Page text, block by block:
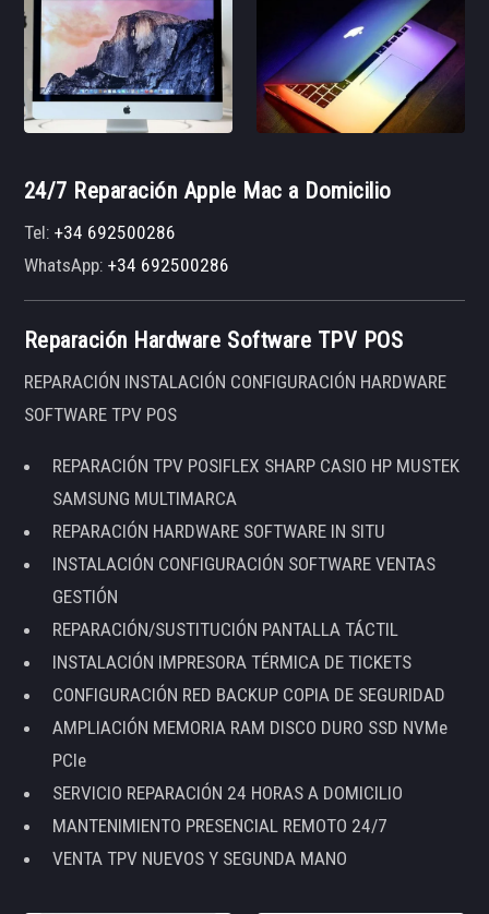
24/7 Reparación Apple Mac a Domicilio
Tel:+34 692500286
WhatsApp:+34 692500286
Reparación Hardware Software TPV POS
REPARACIÓN INSTALACIÓN CONFIGURACIÓN HARDWARE
SOFTWARE TPV POS
REPARACIÓN TPV POSIFLEX SHARP CASIO HP MUSTEK
SAMSUNG MULTIMARCA
REPARACIÓN HARDWARE SOFTWARE IN SITU
INSTALACIÓN CONFIGURACIÓN SOFTWARE VENTAS
GESTIÓN
REPARACIÓN/SUSTITUCIÓN PANTALLA TÁCTIL
INSTALACIÓN IMPRESORA TÉRMICA DE TICKETS
CONFIGURACIÓN RED BACKUP COPIA DE SEGURIDAD
AMPLIACIÓN MEMORIA RAM DISCO DURO SSD NVMe
PCIe
SERVICIO REPARACIÓN 24 HORAS A DOMICILIO
MANTENIMIENTO PRESENCIAL REMOTO 24/7
VENTA TPV NUEVOS Y SEGUNDA MANO